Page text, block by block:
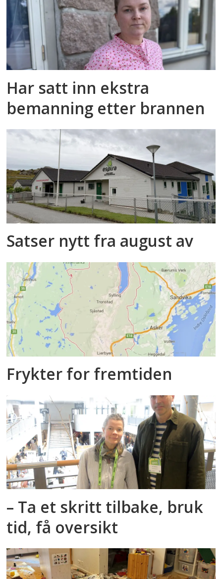
Har satt inn ekstra
bemanning etter brannen
Satser nytt fra august av
Frykter for fremtiden
– Ta et skritt tilbake, bruk
tid, få oversikt